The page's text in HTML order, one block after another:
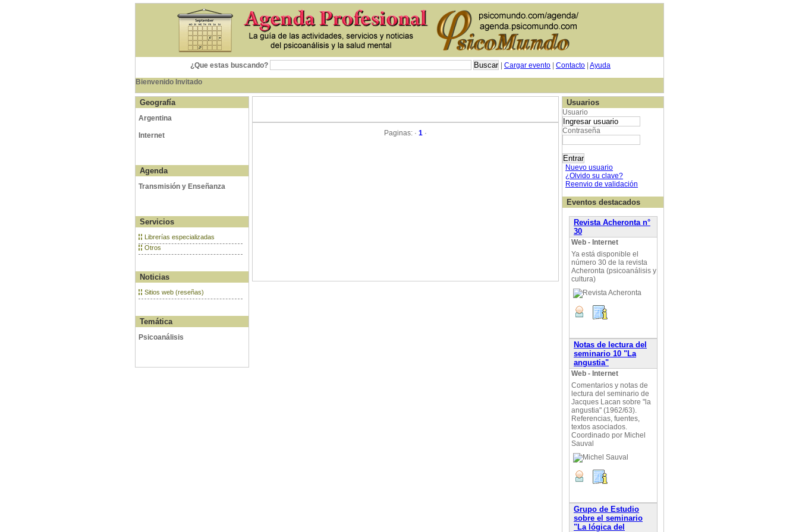
¿Que estas buscando? Cargar evento Contacto Ayuda
Bienvenido Invitado
Geografía
Argentina
Internet
Agenda
Transmisión y Enseñanza
Servicios
Librerías especializadas
Otros
Noticias
Sitios web (reseñas)
Temática
Psicoanálisis
Paginas: · 1 ·
Usuarios
Usuario
Contraseña
Nuevo usuario
¿Olvido su clave?
Reenvio de validación
Eventos destacados
Revista Acheronta n°
30
Web - Internet
Ya está disponible el
número 30 de la revista
Acheronta (psicoanálisis y
cultura)
Notas de lectura del
seminario 10 "La
angustia"
Web - Internet
Comentarios y notas de
lectura del seminario de
Jacques Lacan sobre "la
angustia" (1962/63).
Referencias, fuentes,
textos asociados.
Coordinado por Michel
Sauval
Grupo de Estudio
sobre el seminario
"La lógica del